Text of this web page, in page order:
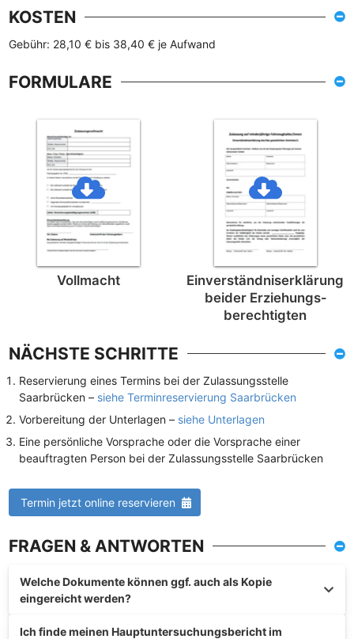
KOSTEN
Gebühr: 28,10 € bis 38,40 € je Aufwand
FORMULARE
Vollmacht
Einverständnis­erklärung
beider Erziehungs­
berechtigten
NÄCHSTE SCHRITTE
Reservierung eines Termins bei der Zulassungsstelle
Saarbrücken – siehe Terminreservierung Saarbrücken
Vorbereitung der Unterlagen – siehe Unterlagen
Eine persönliche Vorsprache oder die Vorsprache einer
beauftragten Person bei der Zulassungsstelle Saarbrücken
Termin jetzt online reservieren
FRAGEN & ANTWORTEN
Welche Dokumente können ggf. auch als Kopie
eingereicht werden?
Ich finde meinen Hauptuntersuchungsbericht im